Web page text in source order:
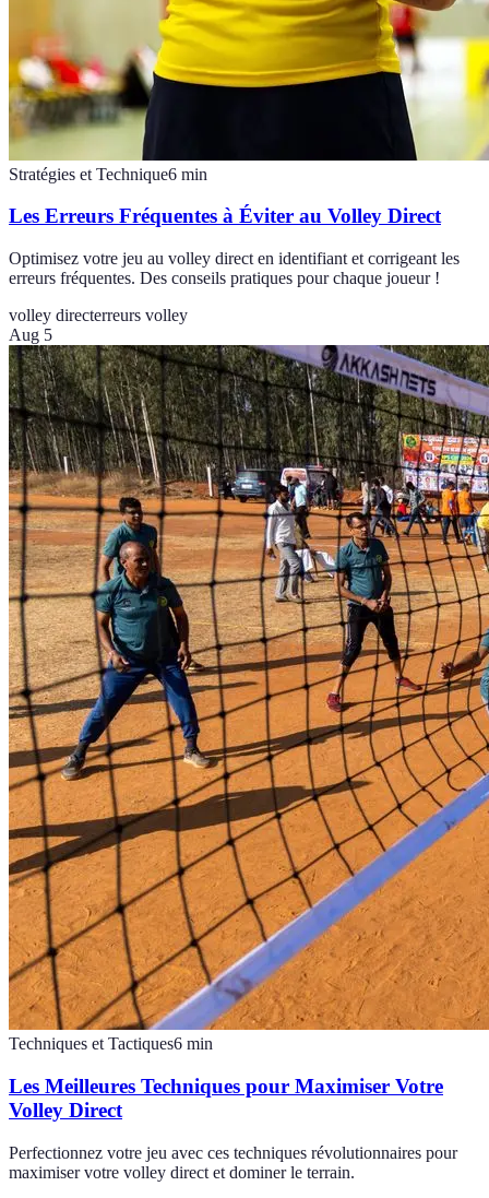
Stratégies et Technique6 min
Les Erreurs Fréquentes à Éviter au Volley Direct
Optimisez votre jeu au volley direct en identifiant et corrigeant les
erreurs fréquentes. Des conseils pratiques pour chaque joueur !
volley directerreurs volley
Aug 5
Techniques et Tactiques6 min
Les Meilleures Techniques pour Maximiser Votre
Volley Direct
Perfectionnez votre jeu avec ces techniques révolutionnaires pour
maximiser votre volley direct et dominer le terrain.